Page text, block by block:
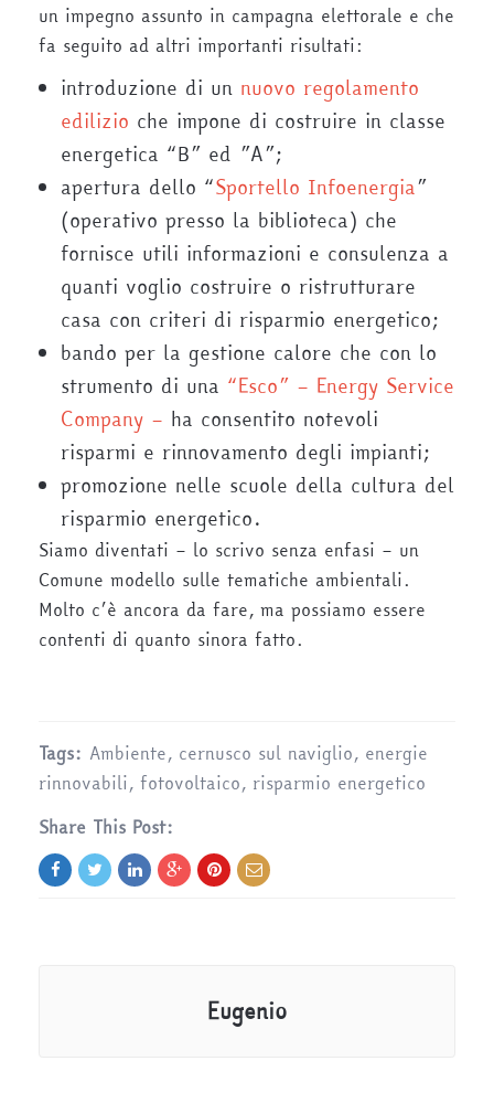
un impegno assunto in campagna elettorale e che
fa seguito ad altri importanti risultati:
introduzione di un nuovo regolamento
edilizio che impone di costruire in classe
energetica “B” ed ”A”;
apertura dello “Sportello Infoenergia”
(operativo presso la biblioteca) che
fornisce utili informazioni e consulenza a
quanti voglio costruire o ristrutturare
casa con criteri di risparmio energetico;
bando per la gestione calore che con lo
strumento di una “Esco” – Energy Service
Company – ha consentito notevoli
risparmi e rinnovamento degli impianti;
promozione nelle scuole della cultura del
risparmio energetico.
Siamo diventati – lo scrivo senza enfasi – un
Comune modello sulle tematiche ambientali.
Molto c’è ancora da fare, ma possiamo essere
contenti di quanto sinora fatto.
Tags: Ambiente, cernusco sul naviglio, energie
rinnovabili, fotovoltaico, risparmio energetico
Share This Post:
Eugenio